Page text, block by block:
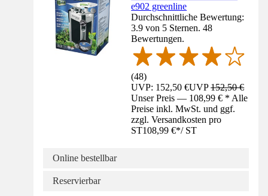
e902 greenline
Durchschnittliche Bewertung:
3.9 von 5 Sternen. 48
Bewertungen.
(48)
UVP: 152,50 €UVP152,50 €
Unser Preis — 108,99 € * Alle
Preise inkl. MwSt. und ggf.
zzgl. Versandkosten pro
ST108,99 €*/ ST
Online bestellbar
Reservierbar